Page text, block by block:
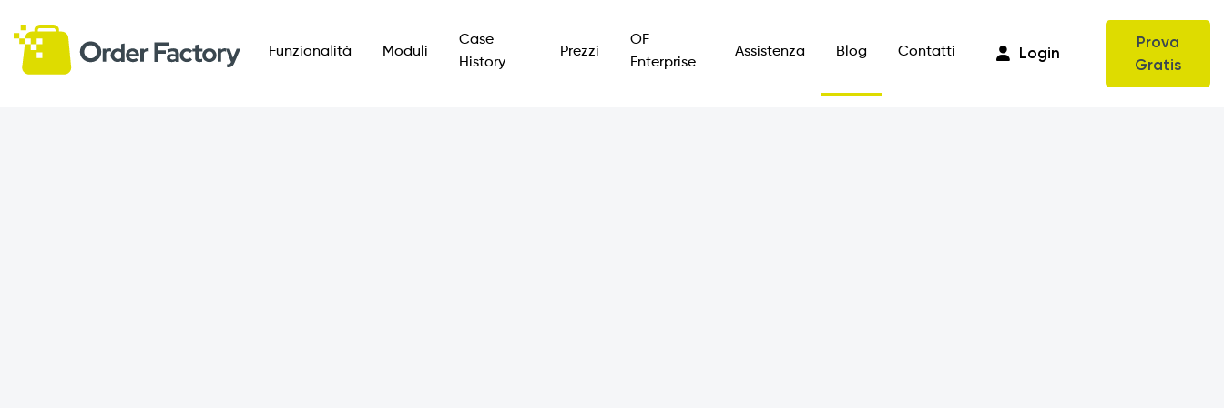
Funzionalità Moduli
Case
History
Prezzi
OF
Enterprise
Assistenza Blog Contatti Login
Prova
Gratis